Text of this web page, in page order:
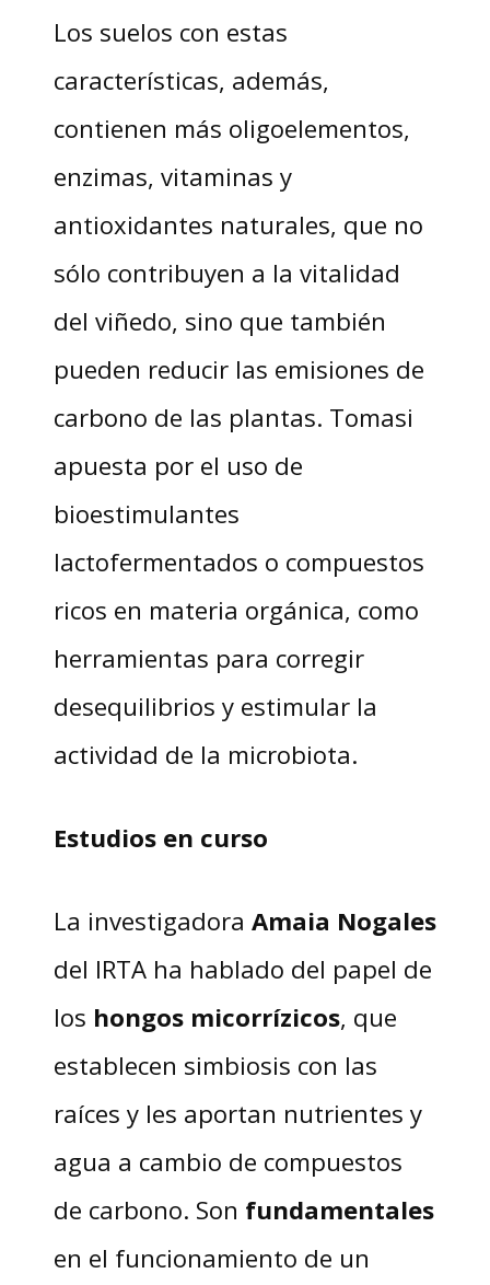
Los suelos con estas
características, además,
contienen más oligoelementos,
enzimas, vitaminas y
antioxidantes naturales, que no
sólo contribuyen a la vitalidad
del viñedo, sino que también
pueden reducir las emisiones de
carbono de las plantas. Tomasi
apuesta por el uso de
bioestimulantes
lactofermentados o compuestos
ricos en materia orgánica, como
herramientas para corregir
desequilibrios y estimular la
actividad de la microbiota.
Estudios en curso
La investigadora Amaia Nogales
del IRTA ha hablado del papel de
los hongos micorrízicos, que
establecen simbiosis con las
raíces y les aportan nutrientes y
agua a cambio de compuestos
de carbono. Son fundamentales
en el funcionamiento de un